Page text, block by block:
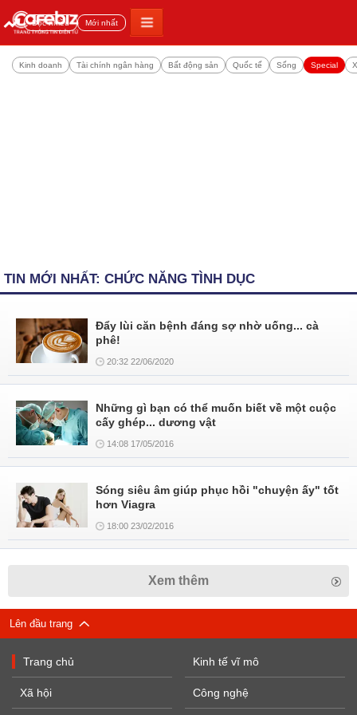
Đọc nhiều Mới nhất
Kinh doanh Tài chính ngân hàng Bất động sản Quốc tế Sống Special
TIN MỚI NHẤT: CHỨC NĂNG TÌNH DỤC
Đẩy lùi căn bệnh đáng sợ nhờ uống... cà
phê!
20:32 22/06/2020
Những gì bạn có thể muốn biết về một cuộc
cấy ghép... dương vật
14:08 17/05/2016
Sóng siêu âm giúp phục hồi "chuyện ấy" tốt
hơn Viagra
18:00 23/02/2016
Xem thêm
Lên đầu trang
Trang chủ
Xã hội
Kinh tế vĩ mô
Công nghệ